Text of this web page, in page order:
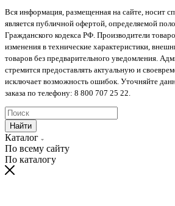
Вся информация, размещенная на сайте, носит
является публичной офертой, определяемой
Гражданского кодекса РФ. Производители
изменения в технические характеристики,
товаров без предварительного уведомления.
стремится предоставлять актуальную и
исключает возможность ошибок. Уточняйте
заказа по телефону: 8 800 707 25 22.
Найти
Каталог
По всему сайту
По каталогу